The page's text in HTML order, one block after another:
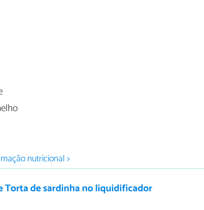
nutricional >
Torta de sardinha no liquidificador